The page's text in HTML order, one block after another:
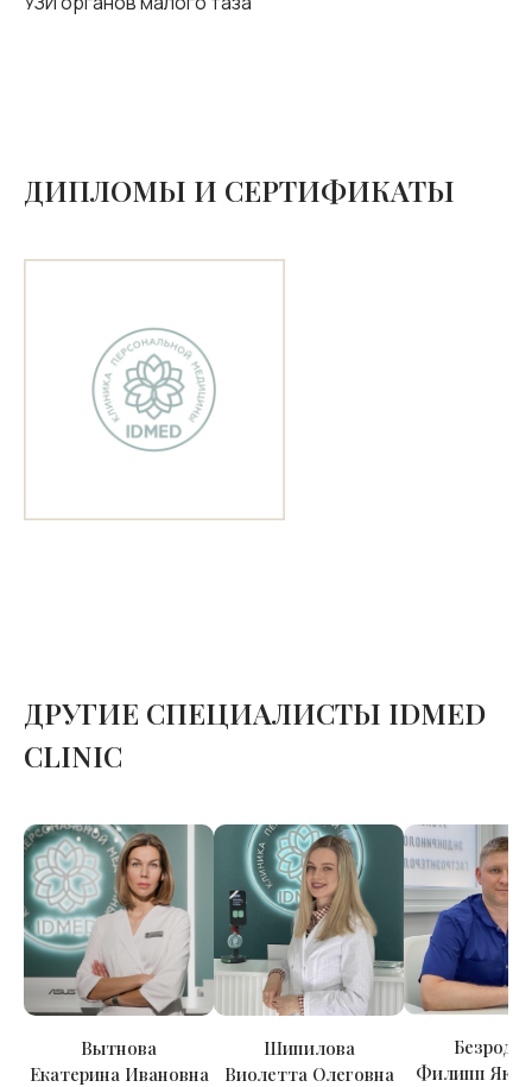
ДИПЛОМЫ И СЕРТИФИКАТЫ
ДРУГИЕ СПЕЦИАЛИСТЫ IDMED
CLINIC
Вытнова
Екатерина Ивановна
Шипилова
Виолетта Олеговна
Филипп